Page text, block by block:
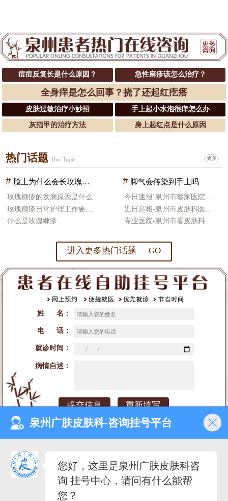
痘痘反复长是什么原因？ 急性麻疹该怎么治疗？
全身痒是怎么回事？挠了还起红疙瘩
皮肤过敏治疗小妙招 手上起小水泡很痒怎么办
灰指甲的治疗方法 身上起红点是什么原因
热门话题 Hot Topic 更多
# 脸上为什么会长玫瑰糠疹
玫瑰糠疹的发病原因是什么
什么是玫瑰糠疹
# 脚气会传染到手上吗
专业医院-泉州市看皮肤科医院比较好
进入更多热门话题 GO
姓 名：
电 话：
就诊时间：
病情自述：
就诊时间：早8：00-晚18：00（节假日不休）
来院地址：泉州市丰泽区泉秀街道泉淮社区田安南路420号
医疗广告审查证明文号：（闽-泉-丰）医广【2020】
泉州广肤皮肤科-咨询挂号平台
您好，这里是泉州广肤皮肤科咨
询 挂号中心，请问有什么能帮
您？